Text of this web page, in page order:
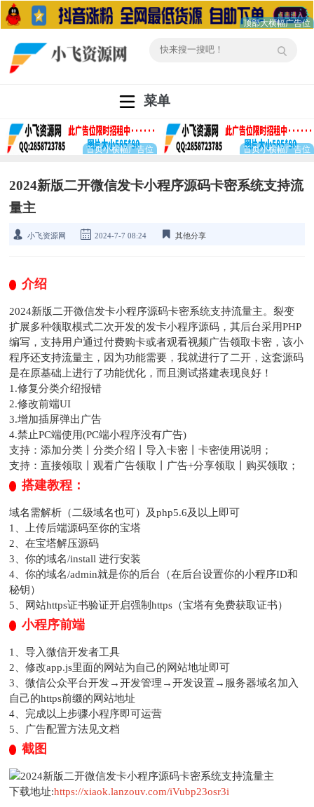
菜单
2024新版二开微信发卡小程序源码卡密系统支持流
量主
小飞资源网 2024-7-7 08:24 其他分享
介绍
2024新版二开微信发卡小程序源码卡密系统支持流量主。裂变
扩展多种领取模式二次开发的发卡小程序源码，其后台采用PHP
编写，支持用户通过付费购卡或者观看视频广告领取卡密，该小
程序还支持流量主，因为功能需要，我就进行了二开，这套源码
是在原基础上进行了功能优化，而且测试搭建表现良好！
1.修复分类介绍报错
2.修改前端UI
3.增加插屏弹出广告
4.禁止PC端使用(PC端小程序没有广告)
支持：添加分类丨分类介绍丨导入卡密丨卡密使用说明；
支持：直接领取丨观看广告领取丨广告+分享领取丨购买领取；
搭建教程：
域名需解析（二级域名也可）及php5.6及以上即可
1、上传后端源码至你的宝塔
2、在宝塔解压源码
3、你的域名/install 进行安装
4、你的域名/admin就是你的后台（在后台设置你的小程序ID和
秘钥）
5、网站https证书验证开启强制https（宝塔有免费获取证书）
小程序前端
1、导入微信开发者工具
2、修改app.js里面的网站为自己的网站地址即可
3、微信公众平台开发→开发管理→开发设置→服务器域名加入
自己的https前缀的网站地址
4、完成以上步骤小程序即可运营
5、广告配置方法见文档
截图
下载地址:https://xiaok.lanzouv.com/iVubp23osr3i